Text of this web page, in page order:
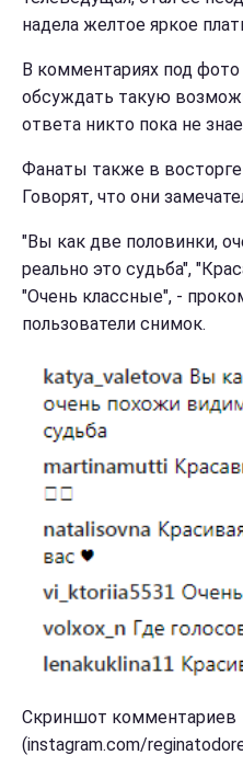
надела желтое яркое
В комментариях под фото
обсуждать такую
ответа никто пока не
Фанаты также в
Говорят, что они
"Вы как две половинки,
реально это судьба",
"Очень классные", -
пользователи снимок.
Скриншот комментариев
(instagram.com/